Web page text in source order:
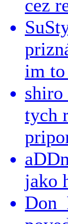
cez
im to
shiro
tych
jako